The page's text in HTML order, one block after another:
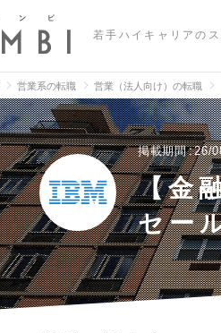
若手ハイキャリアの
営業系の転職 営業（法人向け）の転職
掲載期間 26/
【金
セー